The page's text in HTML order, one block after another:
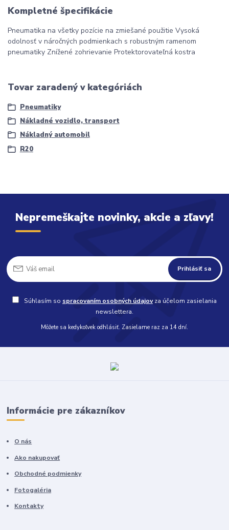
Kompletné špecifikácie
Pneumatika na všetky pozície na zmiešané použitie Vysoká
odolnosť v náročných podmienkach s robustným ramenom
pneumatiky Znížené zohrievanie Protektorovateľná kostra
Tovar zaradený v kategóriách
Pneumatiky
Nákladné vozidlo, transport
Nákladný automobil
R20
Nepremeškajte novinky, akcie a zľavy!
Prihlásiť sa
Súhlasím so spracovaním osobných údajovza účelom zasielania
newslettera.
Môžete sa kedykoľvek odhlásiť. Zasielame raz za 14 dní.
Informácie pre zákazníkov
O nás
Ako nakupovať
Obchodné podmienky
Fotogaléria
Kontakty